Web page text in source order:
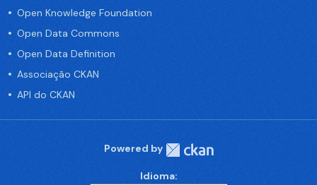
Open Knowledge Foundation
Open Data Commons
Open Data Definition
Associação CKAN
API do CKAN
Powered by
Idioma